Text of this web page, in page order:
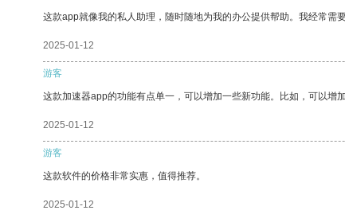
这款app就像我的私人助理，随时随地为我的办公提供帮助。我经常需
2025-01-12
游客
这款加速器app的功能有点单一，可以增加一些新功能。比如，可以增
2025-01-12
游客
这款软件的价格非常实惠，值得推荐。
2025-01-12